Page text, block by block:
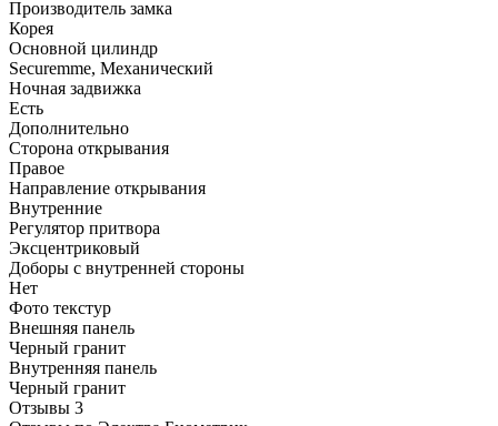
Производитель замка
Корея
Основной цилиндр
Securemme, Механический
Ночная задвижка
Есть
Дополнительно
Сторона открывания
Правое
Направление открывания
Внутренние
Регулятор притвора
Эксцентриковый
Доборы с внутренней стороны
Нет
Фото текстур
Внешняя панель
Черный гранит
Внутренняя панель
Черный гранит
Отзывы 3